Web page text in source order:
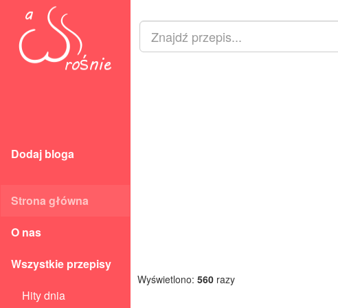
Dodaj bloga
Strona główna
O nas
Wszystkie przepisy
Hity dnia
Wyświetlono: 560 razy